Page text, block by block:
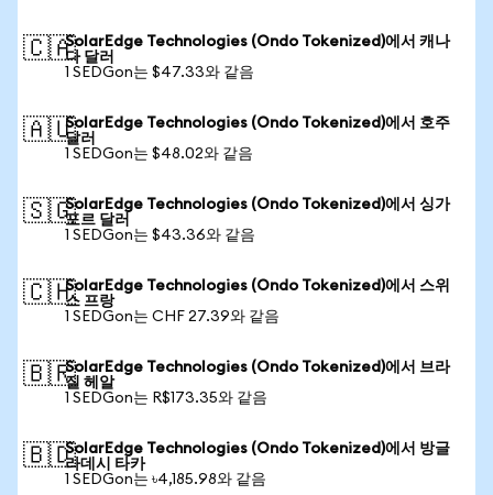
🇨🇦SolarEdge Technologies (Ondo Tokenized)에서 캐나
다 달러
1 SEDGon는 $47.33와 같음
🇦🇺SolarEdge Technologies (Ondo Tokenized)에서 호주
달러
1 SEDGon는 $48.02와 같음
🇸🇬SolarEdge Technologies (Ondo Tokenized)에서 싱가
포르 달러
1 SEDGon는 $43.36와 같음
🇨🇭SolarEdge Technologies (Ondo Tokenized)에서 스위
스 프랑
1 SEDGon는 CHF 27.39와 같음
🇧🇷SolarEdge Technologies (Ondo Tokenized)에서 브라
질 헤알
1 SEDGon는 R$173.35와 같음
🇧🇩SolarEdge Technologies (Ondo Tokenized)에서 방글
라데시 타카
1 SEDGon는 ৳4,185.98와 같음